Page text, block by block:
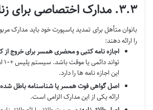
۳.۳. مدارک اختصاصی برای زنان متأهل
بانوان متأهل برای تمدید پاسپورت خود باید مدارک
را ارائه دهند:
اجازه نامه کتبی و محضری همسر برای خروج از
این اجازه نامه ها را دارد.
اصل گواهی فوت همسر یا شناسنامه باطل
ارائه یکی از این مدارک الزامی است.